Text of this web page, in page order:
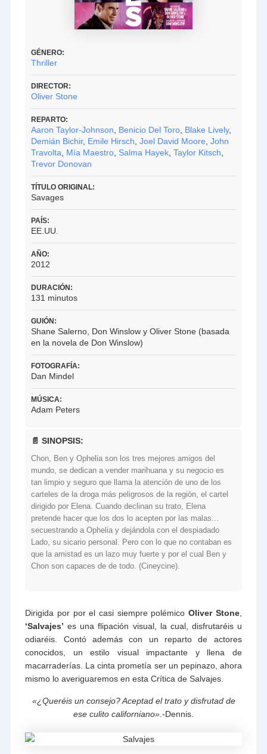
GÉNERO:
Thriller
DIRECTOR:
Oliver Stone
REPARTO:
Aaron Taylor-Johnson Benicio Del Toro Blake Lively,
Demián Bichir, Emile Hirsch ,Joel David Moore ,John
Travolta
Mía Maestro Salma Hayek ,Taylor Kitsch
Trevor Donovan
TÍTULO ORIGINAL:
Savages
PAÍS:
EE.UU.
AÑO:
2012
DURACIÓN:
131 minutos
GUIÓN:
Shane Salerno, Don Winslow y Oliver Stone (basada
en la novela de Don Winslow)
FOTOGRAFÍA:
Dan Mindel
MÚSICA:
Adam Peters
📄 SINOPSIS:
Chon, Ben y Ophelia son los tres mejores amigos del
mundo, se dedican a vender marihuana y su negocio es
tan limpio y seguro que llama la atención de uno de los
carteles de la droga más peligrosos de la región, el cartel
dirigido por Elena. Cuando declinan su trato, Elena
pretende hacer que los dos lo acepten por las malas...
secuestrando a Ophelia y dejándola con el despiadado
Lado, su sicario personal. Pero con lo que no contaban es
que la amistad es un lazo muy fuerte y por el cual Ben y
Chon son capaces de de todo. (Cineycine).
Dirigida por por el casi siempre polémico Oliver Stone,
‘Salvajes’es una flipación visual, la cual, disfrutaréis u
odiaréis. Contó además con un reparto de actores
conocidos, un estilo visual impactante y llena de
macarraderías. La cinta prometía ser un pepinazo, ahora
mismo lo averiguaremos en esta Crítica de Salvajes.
«¿Queréis un consejo? Aceptad el trato y disfrutad de
ese culito californiano».-Dennis.